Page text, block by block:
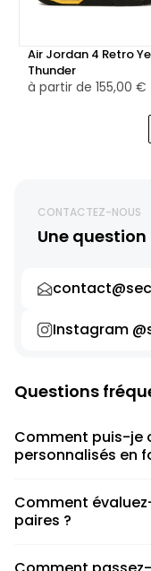
Air Jordan 4 Retro
Thunder
à partir de 155,00 €
CONTACTEZ-NOUS
Une question
Instagram
Questions
Comment puis-je
personnalisés en
pour déterminer la
en dessous, au-
Comment
paires ?